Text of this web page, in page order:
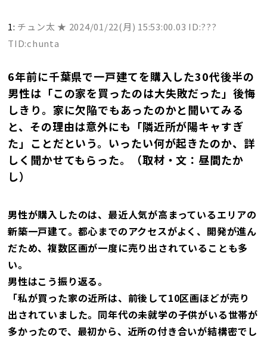
1: チュン太 ★ 2024/01/22(月) 15:53:00.03 ID:???
TID:chunta
6年前に千葉県で一戸建てを購入した30代後半の
男性は「この家を買ったのは大失敗だった」後悔
しきり。家に欠陥でもあったのかと聞いてみる
と、その理由は意外にも「隣近所が陽キャすぎ
た」ことだという。いったい何が起きたのか、詳
しく聞かせてもらった。（取材・文：昼間たか
し）
男性が購入したのは、最近人気が高まっているエリアの
新築一戸建て。都心までのアクセスがよく、開発が進ん
だため、複数区画が一度に売り出されていることも多
い。
男性はこう振り返る。
「私が買った家の近所は、前後して10区画ほどが売り
出されていました。同年代の未就学の子供がいる世帯が
多かったので、最初から、近所の付き合いが結構密でし